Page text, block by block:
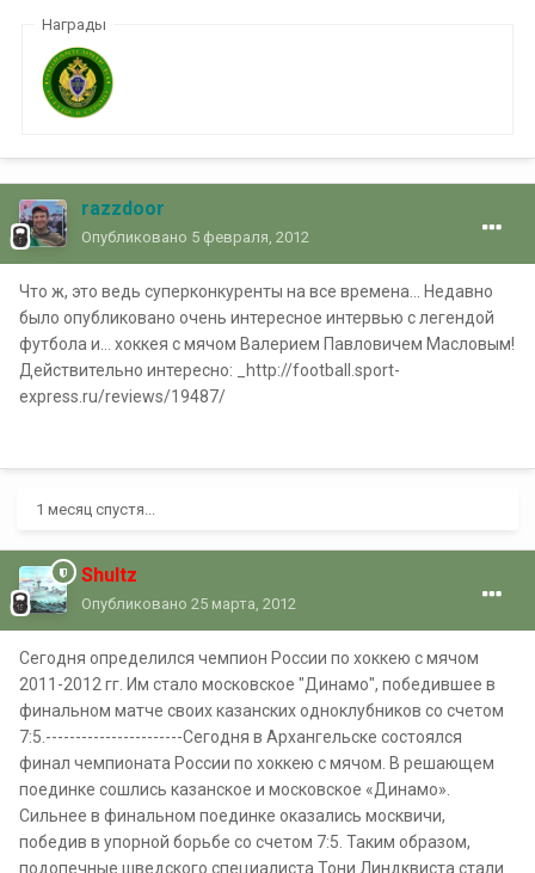
Награды
razzdoor
Опубликовано 5 февраля, 2012
Что ж, это ведь суперконкуренты на все времена... Недавно
было опубликовано очень интересное интервью с легендой
футбола и... хоккея с мячом Валерием Павловичем Масловым!
Действительно интересно: _http://football.sport-
express.ru/reviews/19487/
1 месяц спустя...
Shultz
Опубликовано 25 марта, 2012
Сегодня определился чемпион России по хоккею с мячом
2011-2012 гг. Им стало московское "Динамо", победившее в
финальном матче своих казанских одноклубников со счетом
7:5.-----------------------Сегодня в Архангельске состоялся
финал чемпионата России по хоккею с мячом. В решающем
поединке сошлись казанское и московское «Динамо».
Сильнее в финальном поединке оказались москвичи,
победив в упорной борьбе со счетом 7:5. Таким образом,
подопечные шведского специалиста Тони Линдквиста стали